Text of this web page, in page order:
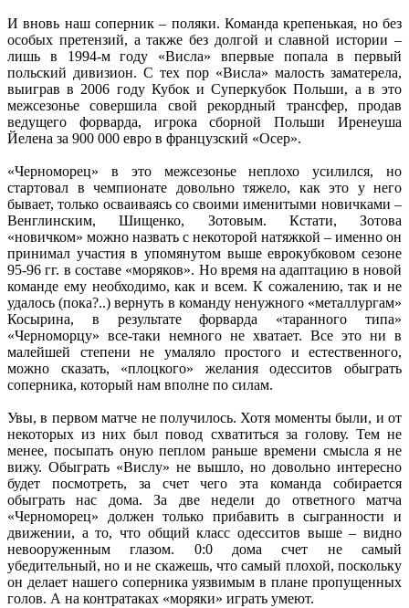
И вновь наш соперник – поляки. Команда крепенькая, но без
особых претензий, а также без долгой и славной истории –
лишь в 1994-м году «Висла» впервые попала в первый
польский дивизион. С тех пор «Висла» малость заматерела,
выиграв в 2006 году Кубок и Суперкубок Польши, а в это
межсезонье совершила свой рекордный трансфер, продав
ведущего форварда, игрока сборной Польши Иренеуша
Йелена за 900 000 евро в французский «Осер».
«Черноморец» в это межсезонье неплохо усилился, но
стартовал в чемпионате довольно тяжело, как это у него
бывает, только осваиваясь со своими именитыми новичками –
Венглинским, Шищенко, Зотовым. Кстати, Зотова
«новичком» можно назвать с некоторой натяжкой – именно он
принимал участия в упомянутом выше еврокубковом сезоне
95-96 гг. в составе «моряков». Но время на адаптацию в новой
команде ему необходимо, как и всем. К сожалению, так и не
удалось (пока?..) вернуть в команду ненужного «металлургам»
Косырина, в результате форварда «таранного типа»
«Черноморцу» все-таки немного не хватает. Все это ни в
малейшей степени не умаляло простого и естественного,
можно сказать, «плоцкого» желания одесситов обыграть
соперника, который нам вполне по силам.
Увы, в первом матче не получилось. Хотя моменты были, и от
некоторых из них был повод схватиться за голову. Тем не
менее, посыпать оную пеплом раньше времени смысла я не
вижу. Обыграть «Вислу» не вышло, но довольно интересно
будет посмотреть, за счет чего эта команда собирается
обыграть нас дома. За две недели до ответного матча
«Черноморец» должен только прибавить в сыгранности и
движении, а то, что общий класс одесситов выше – видно
невооруженным глазом. 0:0 дома счет не самый
убедительный, но и не скажешь, что самый плохой, поскольку
он делает нашего соперника уязвимым в плане пропущенных
голов. А на контратаках «моряки» играть умеют.